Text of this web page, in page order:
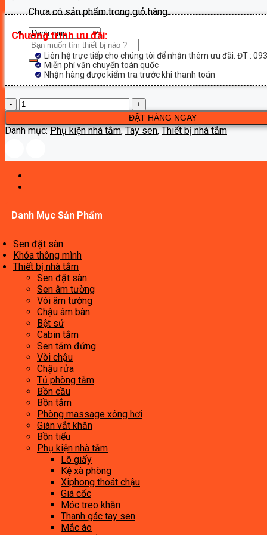
Chưa có sản phẩm trong giỏ hàng.
Tìm
kiếm:
Chương trình ưu đãi:
Liên hệ trực tiếp cho chúng tôi để nhận thêm ưu đãi. ĐT :
Miễn phí vận chuyển toàn quốc
Nhận hàng được kiểm tra trước khi thanh toán
Tay
sen
tăng
áp
F011
ĐẶT HÀNG NGAY
Danh mục:Phụ kiện nhà tắm,Tay sen,Thiết bị nhà tắm
Danh Mục Sản Phẩm
Sen đặt sàn
Khóa thông mình
Thiết bị nhà tắm
Sen đặt sàn
Sen âm tường
Vòi âm tường
Chậu âm bàn
Bệt sứ
Cabin tắm
Sen tắm đứng
Vòi chậu
Chậu rửa
Tủ phòng tắm
Bồn cầu
Bồn tắm
Phòng massage xông hơi
Giàn vắt khăn
Bồn tiểu
Phụ kiện nhà tắm
Lô giấy
Kệ xà phòng
Xiphong thoát chậu
Giá cốc
Móc treo khăn
Thanh gác tay sen
Mắc áo